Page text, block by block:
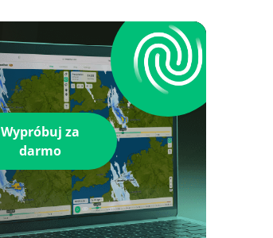
Wypróbuj za
darmo